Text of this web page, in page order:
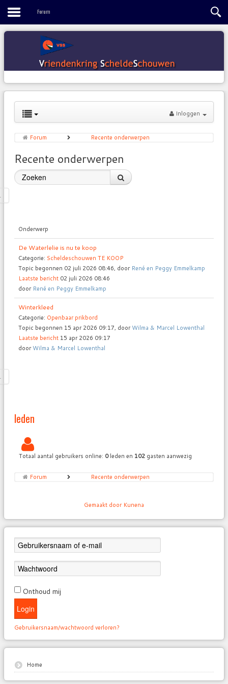
Forum
Contact
Inloggen
Forum Recente onderwerpen
Recente onderwerpen
Onderwerp
De Waterlelie is nu te koop
Categorie: Scheldeschouwen TE KOOP
Topic begonnen 02 juli 2026 08:46, door René en Peggy Emmelkamp
Laatste bericht 02 juli 2026 08:46
door René en Peggy Emmelkamp
Winterkleed
Categorie: Openbaar prikbord
Topic begonnen 15 apr 2026 09:17, doorWilma & Marcel Lowenthal
Laatste bericht 15 apr 2026 09:17
doorWilma & Marcel Lowenthal
leden
Totaal aantal gebruikers online: 0leden en 102 gasten aanwezig
Forum Recente onderwerpen
Gemaakt door Kunena
Onthoud mij
Login
Gebruikersnaam/wachtwoord verloren?
Home